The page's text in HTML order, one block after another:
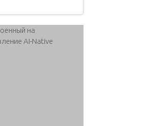
на
AI-Native